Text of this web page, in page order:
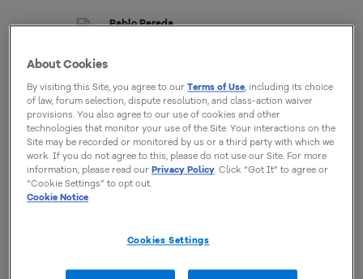
Pablo Pereda
CREAR SITIO WEB
Cómo Crear un Sitio Web
Profesional: Usa la IA a Tu Favor
Aprendé cómo crear un sitio web profesional
paso a paso, con ayuda de inteligencia artificial
y consejos clave para destacar tu marca online.
About Cookies
By visiting this Site, you agree to ourTerms of Use, including its choice
of law, forum selection, dispute resolution, and class-action waiver
provisions. You also agree to our use of cookies and other
technologies that monitor your use of the Site. Your interactions on the
Site may be recorded or monitored by us or a third party with which we
work. If you do not agree to this, please do not use our Site. For more
information, please read ourPrivacy Policy. Click “Got It” to agree or
“Cookie Settings” to opt out.
Cookie Notice
Cookies Settings